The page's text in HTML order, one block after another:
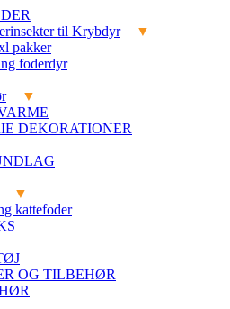
til Krybdyr
pakker
foderdyr
DEKORATIONER
kattefoder
OG TILBEHØR